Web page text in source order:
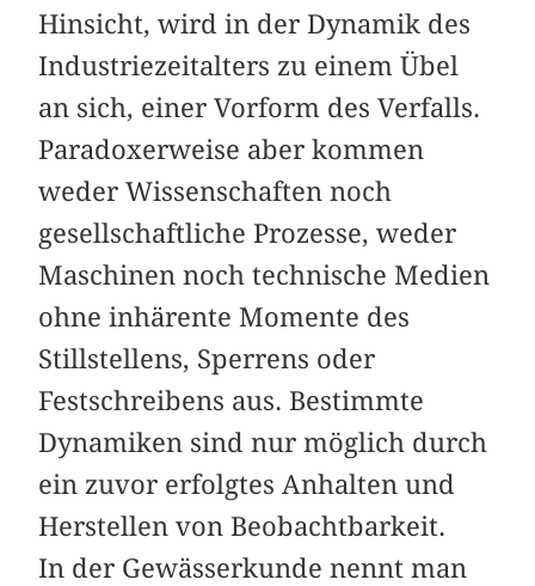
Hinsicht, wird in der Dynamik des
Industriezeitalters zu einem Übel
an sich, einer Vorform des Verfalls.
Paradoxerweise aber kommen
weder Wissenschaften noch
gesellschaftliche Prozesse, weder
Maschinen noch technische Medien
ohne inhärente Momente des
Stillstellens, Sperrens oder
Festschreibens aus. Bestimmte
Dynamiken sind nur möglich durch
ein zuvor erfolgtes Anhalten und
Herstellen von Beobachtbarkeit.
In der Gewässerkunde nennt man